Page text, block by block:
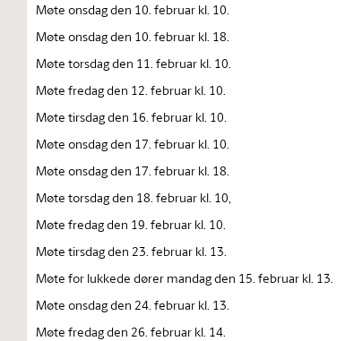
Møte onsdag den 10. februar kl. 10.
Møte onsdag den 10. februar kl. 18.
Møte torsdag den 11. februar kl. 10.
Møte fredag den 12. februar kl. 10.
Møte tirsdag den 16. februar kl. 10.
Møte onsdag den 17. februar kl. 10.
Møte onsdag den 17. februar kl. 18.
Møte torsdag den 18. februar kl. 10,
Møte fredag den 19. februar kl. 10.
Møte tirsdag den 23. februar kl. 13.
Møte for lukkede dører mandag den 15. februar kl. 13.
Møte onsdag den 24. februar kl. 13.
Møte fredag den 26. februar kl. 14.